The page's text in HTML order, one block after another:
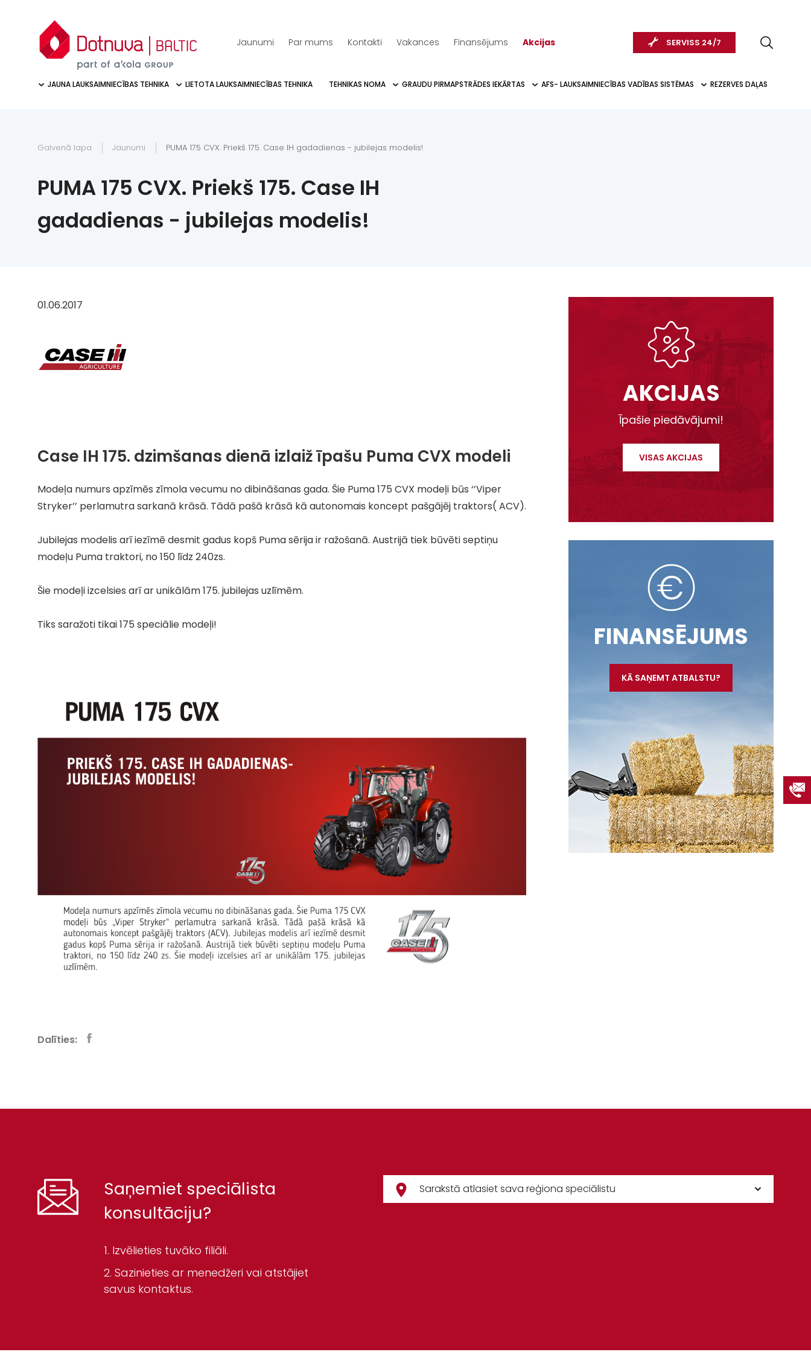
Jaunumi Par mums Kontakti Vakances Finansējums Akcijas SERVISS 24/7
JAUNA LAUKSAIMNIECĪBAS TEHNIKA LIETOTA LAUKSAIMNIECĪBAS TEHNIKA TEHNIKAS NOMA GRAUDU PIRMAPSTRĀDES IEKĀRTAS AFS- LAUKSAIMNIECĪBAS VADĪBAS SISTĒMAS REZERVES DAĻAS
Galvenā lapa Jaunumi PUMA 175 CVX. Priekš 175. Case IH gadadienas - jubilejas modelis!
PUMA 175 CVX. Priekš 175. Case IH
gadadienas - jubilejas modelis!
01.06.2017
Case IH 175. dzimšanas dienā izlaiž īpašu Puma CVX modeli
Modeļa numurs apzīmēs zīmola vecumu no dibināšanas gada. Šie Puma 175 CVX modeļi būs ‘’Viper
Stryker’’ perlamutra sarkanā krāsā. Tādā pašā krāsā kā autonomais koncept pašgājēj traktors( ACV).
Jubilejas modelis arī iezīmē desmit gadus kopš Puma sērija ir ražošanā. Austrijā tiek būvēti septiņu
modeļu Puma traktori, no 150 līdz 240zs.
Šie modeļi izcelsies arī ar unikālām 175. jubilejas uzlīmēm.
Tiks saražoti tikai 175 speciālie modeļi!
Dalīties:
AKCIJAS
Īpašie piedāvājumi!
VISAS AKCIJAS
FINANSĒJUMS
KĀ SAŅEMT ATBALSTU?
Saņemiet speciālista
konsultāciju?
Izvēlieties tuvāko filiāli.
Sazinieties ar menedžeri vai atstājiet
savus kontaktus.